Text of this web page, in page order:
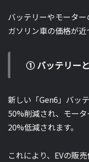
バッテリーやモータ
ガソリン車の価格が近
① バッテリー
新しい「Gen6」バッ
50%削減され、モー
20%低減されます。
これにより、EVの販